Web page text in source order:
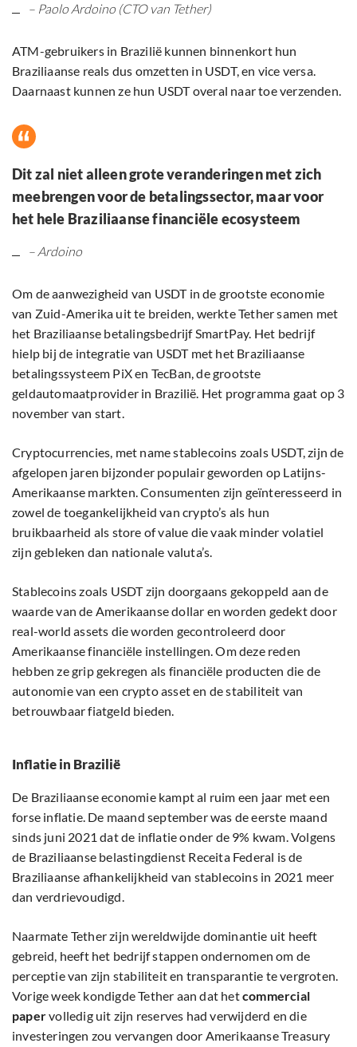
– Paolo Ardoino (CTO van Tether)
ATM-gebruikers in Brazilië kunnen binnenkort hun
Braziliaanse reals dus omzetten in USDT, en vice versa.
Daarnaast kunnen ze hun USDT overal naar toe verzenden.
Dit zal niet alleen grote veranderingen met zich
meebrengen voor de betalingssector, maar voor
het hele Braziliaanse financiële ecosysteem
– Ardoino
Om de aanwezigheid van USDT in de grootste economie
van Zuid-Amerika uit te breiden, werkte Tether samen met
het Braziliaanse betalingsbedrijf SmartPay. Het bedrijf
hielp bij de integratie van USDT met het Braziliaanse
betalingssysteem PiX en TecBan, de grootste
geldautomaatprovider in Brazilië. Het programma gaat op 3
november van start.
Cryptocurrencies, met name stablecoins zoals USDT, zijn de
afgelopen jaren bijzonder populair geworden op Latijns-
Amerikaanse markten. Consumenten zijn geïnteresseerd in
zowel de toegankelijkheid van crypto’s als hun
bruikbaarheid als store of value die vaak minder volatiel
zijn gebleken dan nationale valuta’s.
Stablecoins zoals USDT zijn doorgaans gekoppeld aan de
waarde van de Amerikaanse dollar en worden gedekt door
real-world assets die worden gecontroleerd door
Amerikaanse financiële instellingen. Om deze reden
hebben ze grip gekregen als financiële producten die de
autonomie van een crypto asset en de stabiliteit van
betrouwbaar fiatgeld bieden.
Inflatie in Brazilië
De Braziliaanse economie kampt al ruim een jaar met een
forse inflatie. De maand september was de eerste maand
sinds juni 2021 dat de inflatie onder de 9% kwam. Volgens
de Braziliaanse belastingdienst Receita Federal is de
Braziliaanse afhankelijkheid van stablecoins in 2021 meer
dan verdrievoudigd.
Naarmate Tether zijn wereldwijde dominantie uit heeft
gebreid, heeft het bedrijf stappen ondernomen om de
perceptie van zijn stabiliteit en transparantie te vergroten.
Vorige week kondigde Tether aan dat hetcommercial
papervolledig uit zijn reserves had verwijderd en die
investeringen zou vervangen door Amerikaanse Treasury